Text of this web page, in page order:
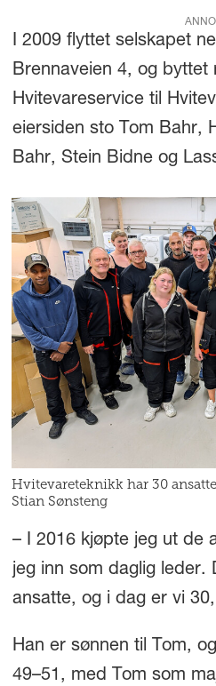
I 2009 flyttet selskapet
Brennaveien 4, og byttet
Hvitevareservice til
eiersiden sto Tom Bahr,
Bahr, Stein Bidne og
Hvitevareteknikk har 30
Stian Sønsteng
– I 2016 kjøpte jeg ut de
jeg inn som daglig leder.
ansatte, og i dag er vi
Han er sønnen til Tom,
49–51, med Tom som